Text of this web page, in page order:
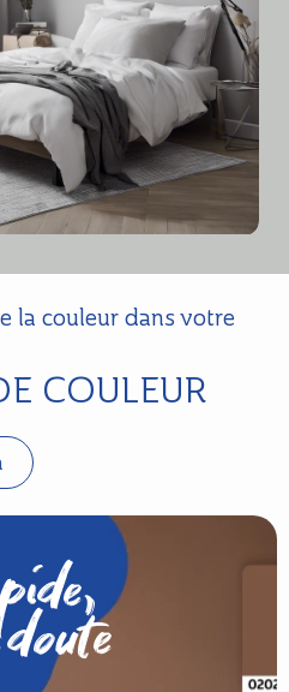
la couleur dans votre
COULEUR